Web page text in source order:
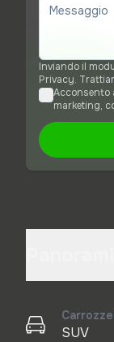
Inviando il
Privacy.
Acconsento
marketing,
SUV